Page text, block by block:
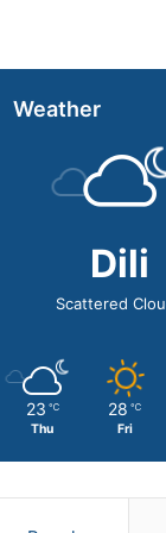
Weather
Dili
Scattered
23 ℃
Thu
28 ℃
Fri